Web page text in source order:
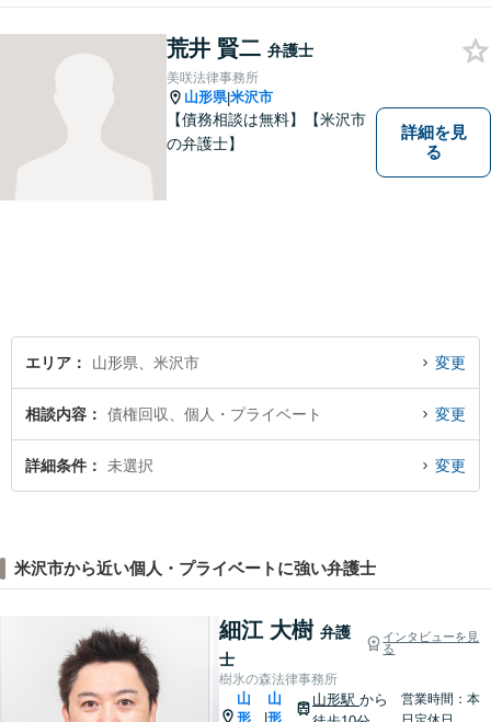
荒井 賢二 弁護士
美咲法律事務所
山形県|米沢市
【債務相談は無料】【米沢市
の弁護士】
詳細を見
る
エリア 山形県、米沢市 変更
相談内容 債権回収、個人・プライベート 変更
詳細条件 未選択 変更
米沢市から近い個人・プライベートに強い弁護士
細江 大樹 弁護
士
インタビューを見
る
樹氷の森法律事務所
山
形
山
形
山形駅 から
営業時間：本